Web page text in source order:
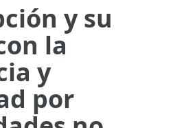
y su
la
y
por